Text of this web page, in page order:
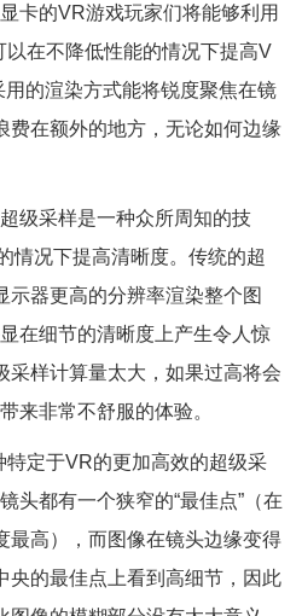
的VR游戏玩家们将能够利用
在不降低性能的情况下提高V
的渲染方式能将锐度聚焦在镜
费在额外的地方，无论如何边缘
采样是一种众所周知的技
情况下提高清晰度。传统的超
示器更高的分辨率渲染整个图
在细节的清晰度上产生令人惊
采样计算量太大，如果过高将会
来非常不舒服的体验。
定于VR的更加高效的超级采
头都有一个狭窄的“最佳点”（在
最高），而图像在镜头边缘变得
央的最佳点上看到高细节，因此